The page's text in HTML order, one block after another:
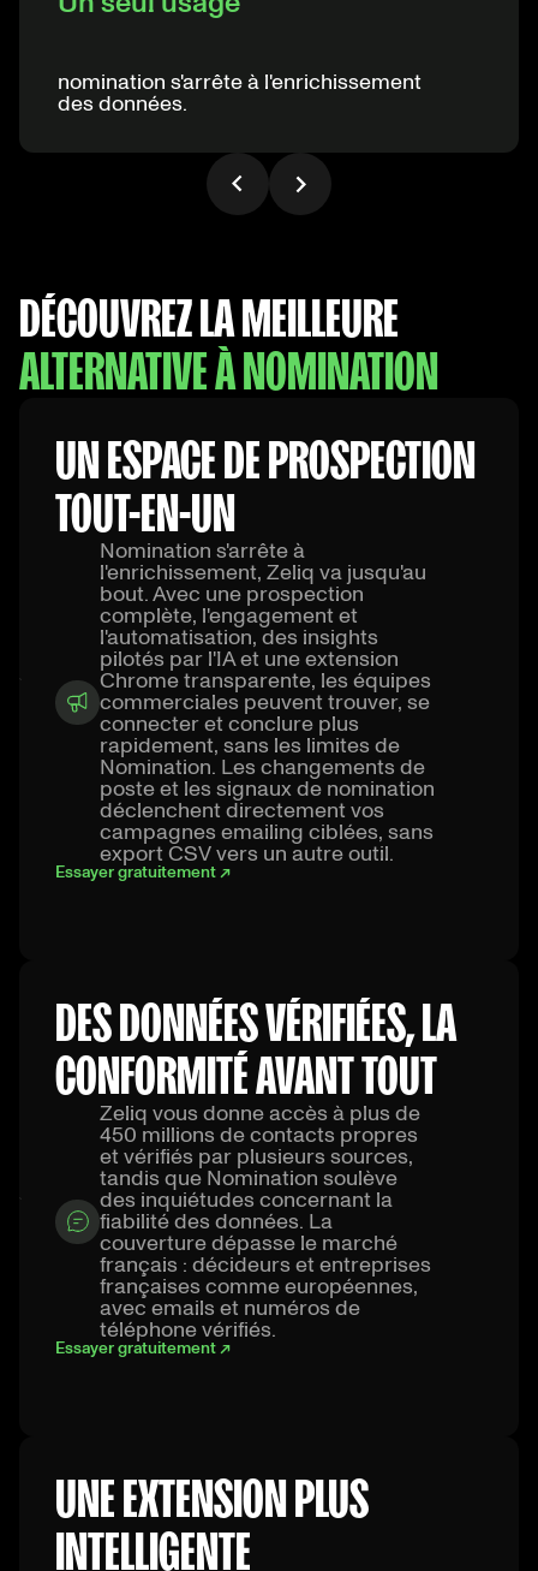
nomination s'arrête à l'enrichissement
des données.
DÉCOUVREZ LA MEILLEURE
ALTERNATIVE À NOMINATION
UN ESPACE DE PROSPECTION
TOUT-EN-UN
Nomination s'arrête à
l'enrichissement, Zeliq va jusqu'au
bout. Avec une prospection
complète, l'engagement et
l'automatisation, des insights
pilotés par l'IA et une extension
Chrome transparente, les équipes
commerciales peuvent trouver, se
connecter et conclure plus
rapidement, sans les limites de
Nomination. Les changements de
poste et les signaux de nomination
déclenchent directement vos
campagnes emailing ciblées, sans
export CSV vers un autre outil.
Essayer gratuitement ↗
DES DONNÉES VÉRIFIÉES, LA
CONFORMITÉ AVANT TOUT
Zeliq vous donne accès à plus de
450 millions de contacts propres
et vérifiés par plusieurs sources,
tandis que Nomination soulève
des inquiétudes concernant la
fiabilité des données. La
couverture dépasse le marché
français : décideurs et entreprises
françaises comme européennes,
avec emails et numéros de
téléphone vérifiés.
Essayer gratuitement ↗
UNE EXTENSION PLUS
INTELLIGENTE